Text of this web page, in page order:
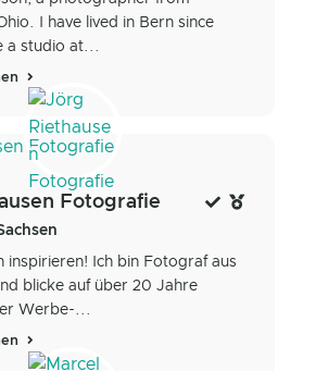
I have lived in Bern since
a studio at...
Fotografie
inspirieren! Ich bin Fotograf aus
blicke auf über 20 Jahre
Werbe-...